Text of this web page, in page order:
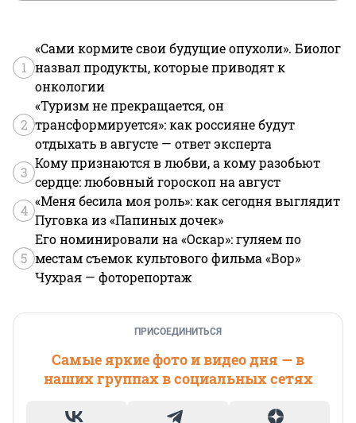
1
«Сами кормите свои будущие опухоли». Биолог
назвал продукты, которые приводят к
онкологии
2
«Туризм не прекращается, он
трансформируется»: как россияне будут
отдыхать в августе — ответ эксперта
3
Кому признаются в любви, а кому разобьют
сердце: любовный гороскоп на август
4
«Меня бесила моя роль»: как сегодня выглядит
Пуговка из «Папиных дочек»
5
Его номинировали на «Оскар»: гуляем по
местам съемок культового фильма «Вор»
Чухрая — фоторепортаж
ПРИСОЕДИНИТЬСЯ
Самые яркие фото и видео дня — в
наших группах в социальных сетях